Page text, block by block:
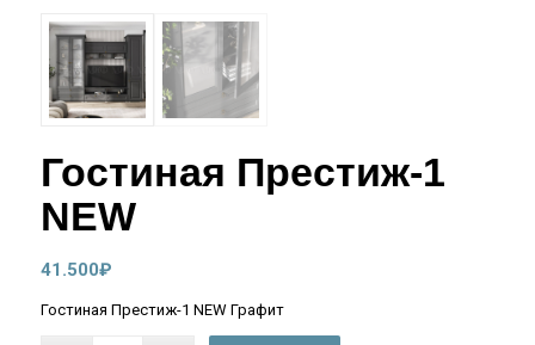
Гостиная Престиж-1
NEW
41.500₽
Гостиная Престиж-1 NEW Графит